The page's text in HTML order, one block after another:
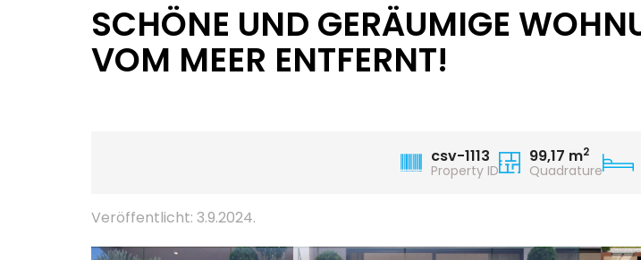
SCHÖNE UND GERÄUMIGE
VOM MEER ENTFERNT!
csv-1113
Property ID
99,17 m2
Quadrature
Veröffentlicht: 3.9.2024.